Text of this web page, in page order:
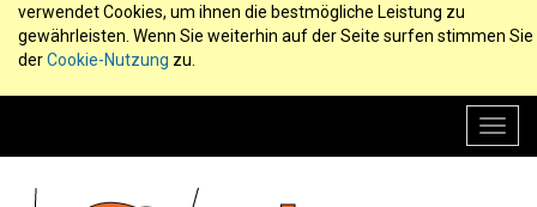
verwendet Cookies, um ihnen die bestmögliche Leistung zu
gewährleisten. Wenn Sie weiterhin auf der Seite surfen stimmen Sie
derCookie-Nutzung zu.